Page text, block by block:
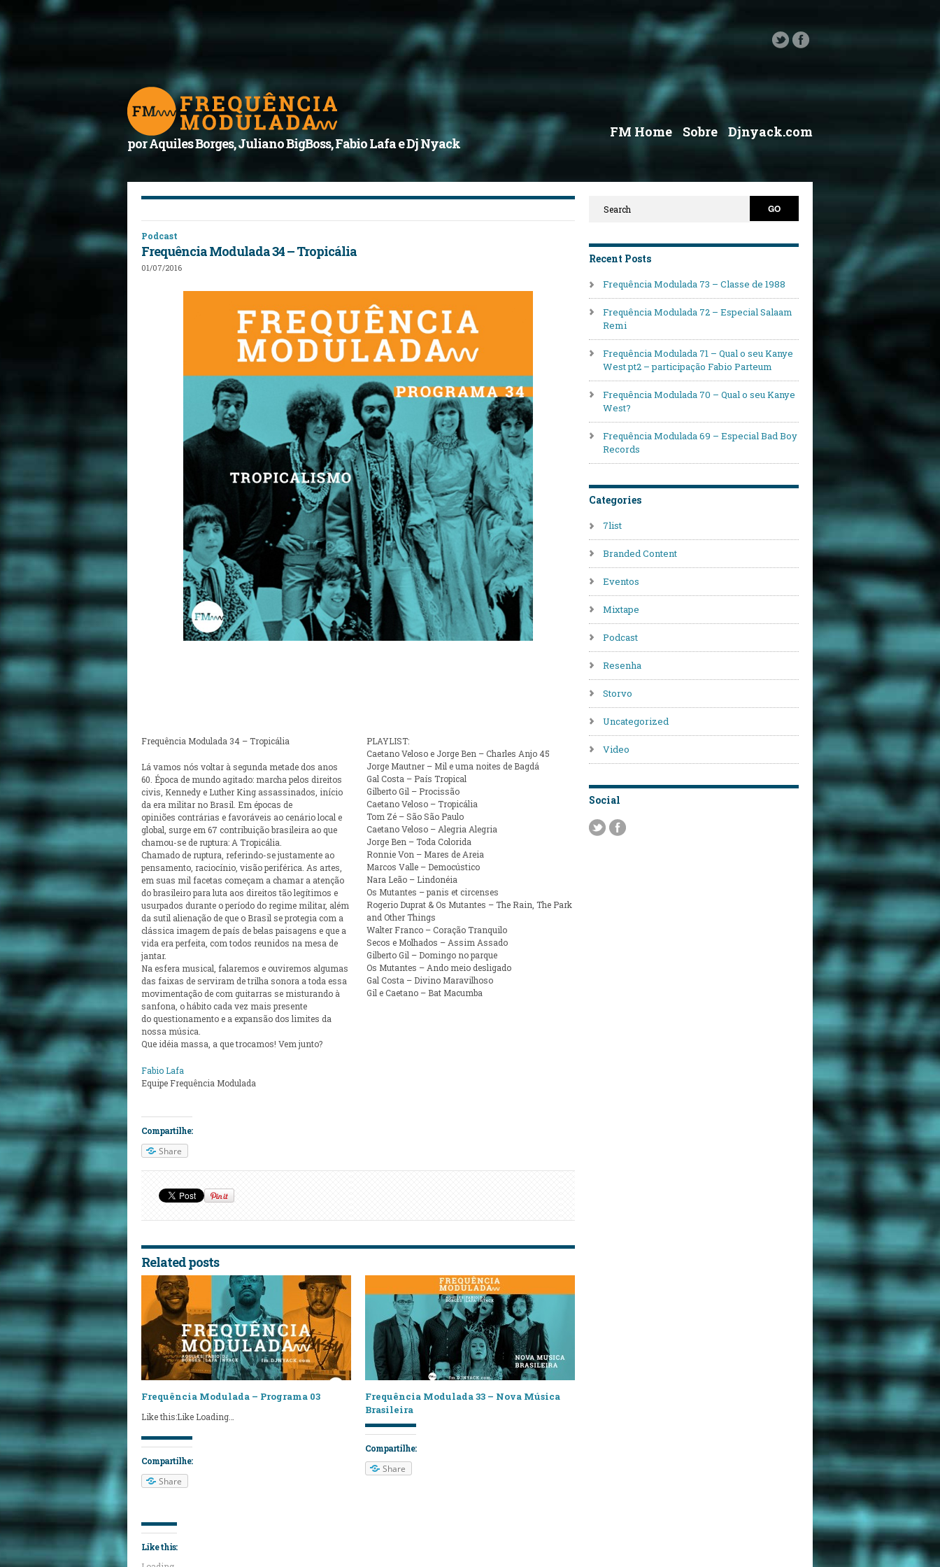
por Aquiles Borges, Juliano BigBoss, Fabio Lafa e Dj Nyack
FM Home Sobre Djnyack.com
Podcast
Frequência Modulada 34 – Tropicália
01/07/2016
Frequência Modulada 34 – Tropicália
Lá vamos nós voltar à segunda metade dos anos
60. Época de mundo agitado: marcha pelos direitos
civis, Kennedy e Luther King assassinados, início
da era militar no Brasil. Em épocas de
opiniões contrárias e favoráveis ao cenário local e
global, surge em 67 contribuição brasileira ao que
chamou-se de ruptura: A Tropicália.
Chamado de ruptura, referindo-se justamente ao
pensamento, raciocínio, visão periférica. As artes,
em suas mil facetas começam a chamar a atenção
do brasileiro para luta aos direitos tão legítimos e
usurpados durante o período do regime militar, além
da sutil alienação de que o Brasil se protegia com a
clássica imagem de país de belas paisagens e que a
vida era perfeita, com todos reunidos na mesa de
jantar.
Na esfera musical, falaremos e ouviremos algumas
das faixas de serviram de trilha sonora a toda essa
movimentação de com guitarras se misturando à
sanfona, o hábito cada vez mais presente
do questionamento e a expansão dos limites da
nossa música.
Que idéia massa, a que trocamos! Vem junto?
Fabio Lafa
Equipe Frequência Modulada
PLAYLIST:
Caetano Veloso e Jorge Ben – Charles Anjo 45
Jorge Mautner – Mil e uma noites de Bagdá
Gal Costa – País Tropical
Gilberto Gil – Procissão
Caetano Veloso – Tropicália
Tom Zé – São São Paulo
Caetano Veloso – Alegria Alegria
Jorge Ben – Toda Colorida
Ronnie Von – Mares de Areia
Marcos Valle – Democústico
Nara Leão – Lindonéia
Os Mutantes – panis et circenses
Rogerio Duprat & Os Mutantes – The Rain, The Park
and Other Things
Walter Franco – Coração Tranquilo
Secos e Molhados – Assim Assado
Gilberto Gil – Domingo no parque
Os Mutantes – Ando meio desligado
Gal Costa – Divino Maravilhoso
Gil e Caetano – Bat Macumba
Compartilhe:
Share
Related posts
Frequência Modulada – Programa 03
Like this:Like Loading…
Compartilhe:
Share
Like this:
Frequência Modulada 33 – Nova Música
Brasileira
Compartilhe:
Share
Recent Posts
Frequência Modulada 73 – Classe de 1988
Frequência Modulada 72 – Especial Salaam
Remi
Frequência Modulada 71 – Qual o seu Kanye
West pt2 – participação Fabio Parteum
Frequência Modulada 70 – Qual o seu Kanye
West?
Frequência Modulada 69 – Especial Bad Boy
Records
Categories
7list
Branded Content
Eventos
Mixtape
Podcast
Resenha
Storvo
Uncategorized
Video
Social